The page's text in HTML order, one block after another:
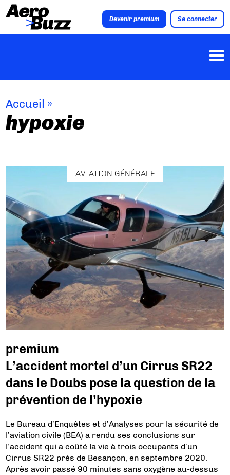
Devenir premium Se connecter
Accueil »
hypoxie
AVIATION GÉNÉRALE
premium
L’accident mortel d’un Cirrus SR22
dans le Doubs pose la question de la
prévention de l’hypoxie
Le Bureau d’Enquêtes et d’Analyses pour la sécurité de
l’aviation civile (BEA) a rendu ses conclusions sur
l’accident qui a coûté la vie à trois occupants d’un
Cirrus SR22 près de Besançon, en septembre 2020.
Après avoir passé 90 minutes sans oxygène au-dessus